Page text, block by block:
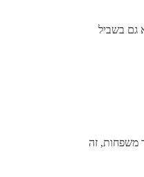
גם בשביל
משפחות, זה